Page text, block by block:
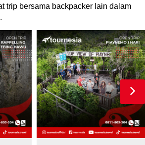
trip bersama backpacker lain dalam